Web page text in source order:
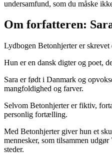
undersamfund, som du måske
Om forfatteren:
Lydbogen Betonhjerter er
Hun er en dansk digter og poet,
Sara er født i Danmark og
mangfoldighed og farver.
Selvom Betonhjerter er fiktiv,
personlig fortælling.
Med Betonhjerter giver hun et
mennesker, som tilsammen
steder.